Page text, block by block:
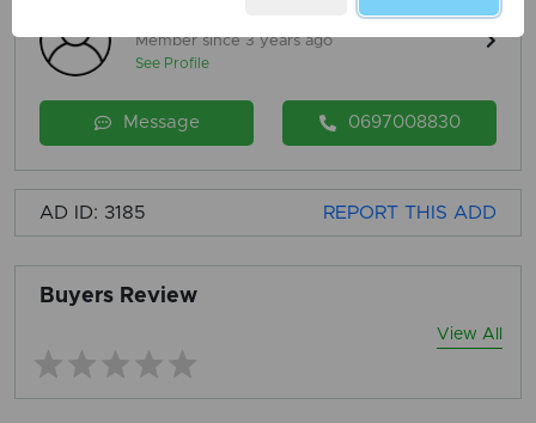
Member since 3 years ago
See Profile
Message 0697008830
AD ID: 3185 REPORT THIS ADD
Buyers Review
View All